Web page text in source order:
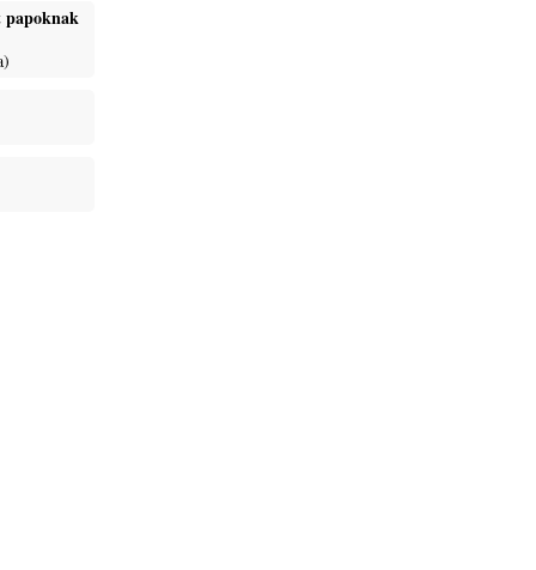
papoknak